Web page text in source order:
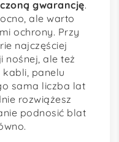
gwarancję.
ale warto
ochrony. Przy
najczęściej
nośnej, ale też
panelu
sama liczba lat
rozwiążesz
podnosić blat